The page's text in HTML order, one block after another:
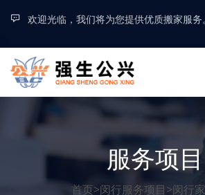
欢迎光临，我们将为您提供优质搬家服务。
服务项目
首页>闵行服务项目>闵行